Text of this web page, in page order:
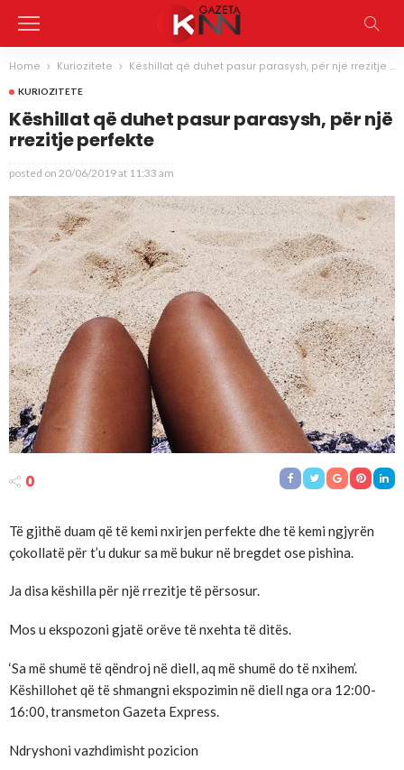
Home Kuriozitete Këshillat që duhet pasur parasysh, për një rrezitje perfekte
KURIOZITETE
Këshillat që duhet pasur parasysh, për një
rrezitje perfekte
posted on 20/06/2019 at 11:33 am
0
Të gjithë duam që të kemi nxirjen perfekte dhe të kemi ngjyrën
çokollatë për t’u dukur sa më bukur në bregdet ose pishina.
Ja disa këshilla për një rrezitje të përsosur.
Mos u ekspozoni gjatë orëve të nxehta të ditës.
‘Sa më shumë të qëndroj në diell, aq më shumë do të nxihem’.
Këshillohet që të shmangni ekspozimin në diell nga ora 12:00-
16:00, transmeton Gazeta Express.
Ndryshoni vazhdimisht pozicion